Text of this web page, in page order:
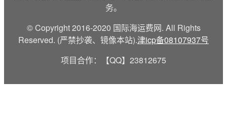
务。
© Copyright 2016-2020 国际海运费网. All Rights
Reserved. (严禁抄袭、镜像本站).津icp备08107937号
项目合作：【QQ】23812675